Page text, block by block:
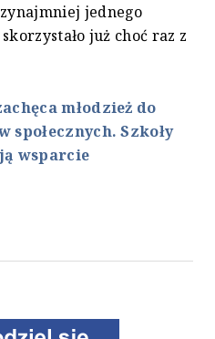
jednego
już choć raz z
młodzież do
Szkoły
wsparcie